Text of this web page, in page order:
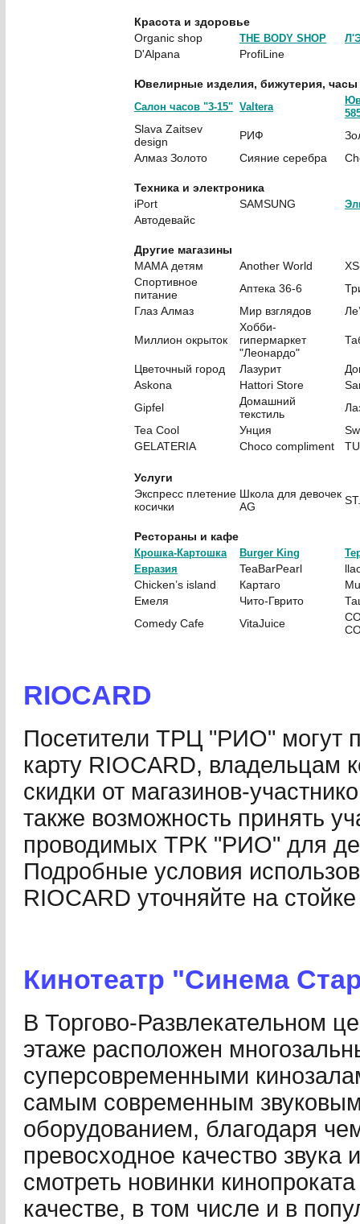
Красота и здоровье
Organic shop
THE BODY SHOP
D'Alpana ProfiLine
Ювелирные изделия, бижутерия, часы
Cалон часов "3-15" Valtera
Slava Zaitsev
design
РИФ
Алмаз Золото
Сияние серебра
Техника и электроника
iPort
SAMSUNG
Автодевайс
Другие магазины
МАМА детям
Another World
Спортивное
питание
Аптека 36-6
Глаз Алмаз
Мир взглядов
Миллион окрыток
Хобби-
гипермаркет
"Леонардо"
Цветочный город Лазурит
Askona
Hattori Store
Gipfel
Домашний
текстиль
Tea Cool
Унция
GELATERIA
Choco compliment
Услуги
Экспресс плетение
косички
Школа для девочек
AG
Рестораны и кафе
Крошка-Картошка Burger King
Евразия
TeaBarPearl
Chicken’s island
Картаго
Емеля
Чито-Гврито
Comedy Cafe
VitaJuice
RIOCARD
Посетители ТРЦ "РИО" могут
карту RIOCARD, владельцам
скидки от магазинов-
также возможность принять
проводимых ТРК "РИО" для
Подробные условия
RIOCARD уточняйте на
Кинотеатр "Синема
В Торгово-Развлекательном
этаже расположен
суперсовременными
самым современным
оборудованием, благодаря
превосходное качество звука
смотреть новинки
качестве, в том числе и в